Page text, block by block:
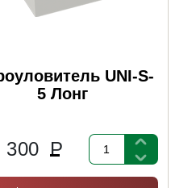
UNI-S-
5 Лонг
300 Р